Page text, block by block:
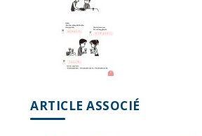
ARTICLE ASSOCIÉ